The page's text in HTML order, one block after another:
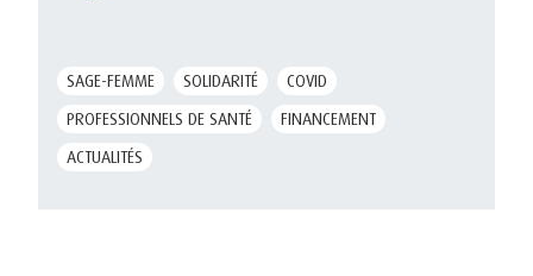
SAGE-FEMME SOLIDARITÉ
COVID
PROFESSIONNELS DE SANTÉ
FINANCEMENT
ACTUALITÉS